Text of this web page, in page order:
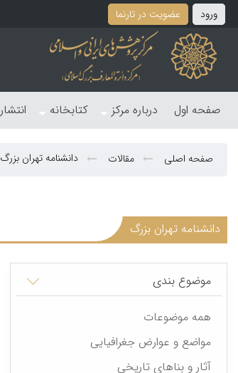
ورود عضویت در تارنما
صفحه اول درباره مرکز کتابخانه
صفحه اصلی مقالات دانشنامه تهران بزرگ
دانشنامه تهران بزرگ
موضوع بندی
همه موضوعات
مواضع و عوارض جغرافیایی
آثار و بناهای تاریخی